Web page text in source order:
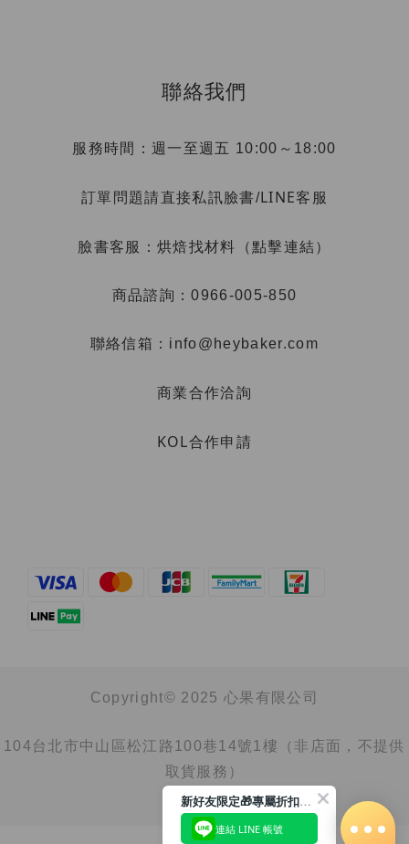
聯絡我們
服務時間：週一至週五 10:00～18:00
訂單問題請直接私訊臉書/LINE客服
臉書客服： 烘焙找材料（點擊連結）
商品諮詢：0966-005-850
聯絡信箱：info@heybaker.com
商業合作洽詢
KOL合作申請
Copyright© 2025 心果有限公司
104台北市中山區松江路100巷14號1樓（非店面，不提供
取貨服務）
新好友限定🎁專屬折扣馬上領
連結 LINE 帳號